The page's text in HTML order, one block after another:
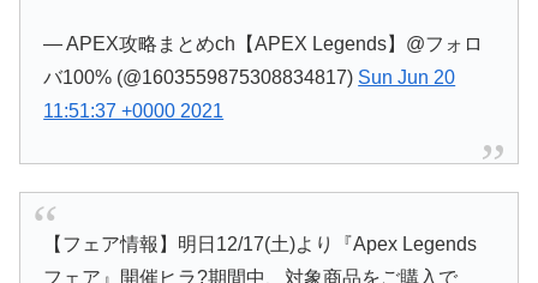
— APEX攻略まとめch【APEX Legends】@フォロ
バ100% (@1603559875308834817) Sun Jun 20
11:51:37 +0000 2021
【フェア情報】明日12/17(土)より『Apex Legends
フェア』開催ヒラ?期間中、対象商品をご購入で